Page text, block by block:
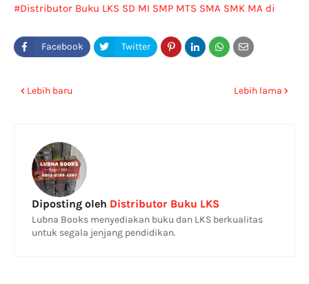
Distributor Buku LKS SD MI SMP MTS SMA SMK MA di
Lebih baru Lebih lama
Diposting oleh Distributor Buku LKS
Lubna Books menyediakan buku dan LKS berkualitas
untuk segala jenjang pendidikan.